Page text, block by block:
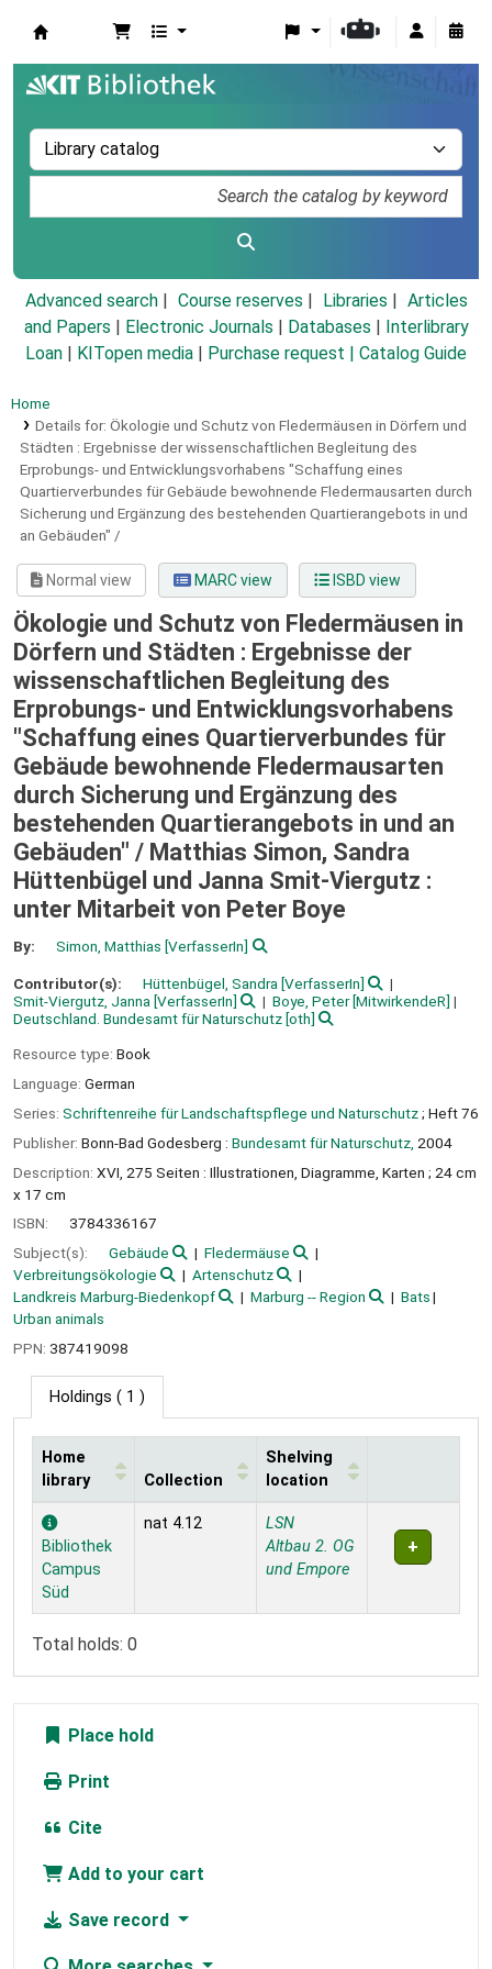
Advanced search Course reserves Libraries
Articles
and Papers
Electronic Journals Databases
Interlibrary
Loan
KITopen media Purchase request | Catalog Guide
Home
Details for: Ökologie und Schutz von Fledermäusen in Dörfern und
Städten : Ergebnisse der wissenschaftlichen Begleitung des
Erprobungs- und Entwicklungsvorhabens "Schaffung eines
Quartierverbundes für Gebäude bewohnende Fledermausarten durch
Sicherung und Ergänzung des bestehenden Quartierangebots in und
an Gebäuden" /
Normal view MARC view ISBD view
Ökologie und Schutz von Fledermäusen in
Dörfern und Städten : Ergebnisse der
wissenschaftlichen Begleitung des
Erprobungs- und Entwicklungsvorhabens
"Schaffung eines Quartierverbundes für
Gebäude bewohnende Fledermausarten
durch Sicherung und Ergänzung des
bestehenden Quartierangebots in und an
Gebäuden" / Matthias Simon, Sandra
Hüttenbügel und Janna Smit-Viergutz :
unter Mitarbeit von Peter Boye
By: Simon, Matthias [VerfasserIn]
Contributor(s): Hüttenbügel, Sandra [VerfasserIn]
Smit-Viergutz, Janna [VerfasserIn] Boye, Peter[MitwirkendeR]
Deutschland. Bundesamt für Naturschutz[oth]
Resource type: Book
Language: German
Series: Schriftenreihe für Landschaftspflege und Naturschutz; Heft 76
Publisher: Bonn-Bad Godesberg : Bundesamt für Naturschutz, 2004
Description: XVI, 275 Seiten : Illustrationen, Diagramme, Karten ; 24 cm
x 17 cm
ISBN:
3784336167
Subject(s):
Gebäude
Fledermäuse
Verbreitungsökologie
Artenschutz
Landkreis Marburg-Biedenkopf
Marburg -- Region
Bats
Urban animals
PPN: 387419098
Holdings ( 1 )
Holdings
Home
library
Collection
Shelving
location
Bibliothek
Campus
Süd
nat 4.12
LSN
Altbau 2. OG
und Empore
Total holds: 0
Place hold
Print
Cite
Add to your cart
Save record